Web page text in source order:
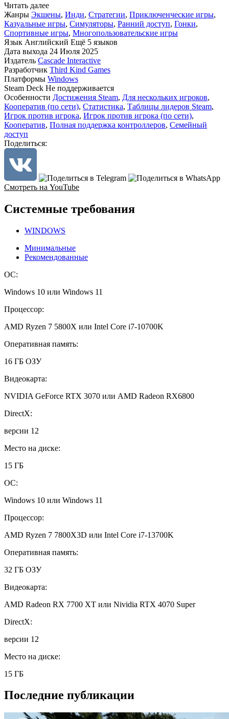
Читать далее
Жанры Экшены, Инди, Стратегии, Приключенческие игры,
Казуальные игры, Симуляторы, Ранний доступ, Гонки,
Спортивные игры, Многопользовательские игры
Язык Английский Ещё 5 языков
Дата выхода 24 Июля 2025
Издатель Cascade Interactive
Разработчик Third Kind Games
Платформы Windows
Steam Deck Не поддерживается
Особенности Достижения Steam, Для нескольких игроков,
Кооператив (по сети), Статистика, Таблицы лидеров Steam,
Игрок против игрока, Игрок против игрока (по сети),
Кооператив, Полная поддержка контроллеров, Семейный
доступ
Поделиться:
Смотреть на YouTube
Системные требования
WINDOWS
Минимальные
Рекомендованные
ОС:
Windows 10 или Windows 11
Процессор:
AMD Ryzen 7 5800X или Intel Core i7-10700K
Оперативная память:
16 ГБ ОЗУ
Видеокарта:
NVIDIA GeForce RTX 3070 или AMD Radeon RX6800
DirectX:
версии 12
Место на диске:
15 ГБ
ОС:
Windows 10 или Windows 11
Процессор:
AMD Ryzen 7 7800X3D или Intel Core i7-13700K
Оперативная память:
32 ГБ ОЗУ
Видеокарта:
AMD Radeon RX 7700 XT или Nividia RTX 4070 Super
DirectX:
версии 12
Место на диске:
15 ГБ
Последние публикации